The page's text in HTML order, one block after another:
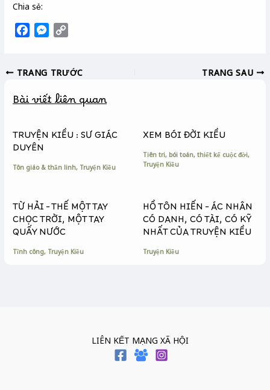
Chia sẻ:
e
o
k
M
s
n
e
y
i
k
TRANG TRƯỚC TRANG SAU
Bài viết liên quan
TRUYỆN KIỀU : SƯ GIÁC
DUYÊN
Tôn giáo & thần linh, Truyện Kiều
XEM BÓI ĐỜI KIỀU
Tiên tri, bói toán, thiết kế cuộc đời,
Truyện Kiều
TỪ HẢI – THẾ MỘT TAY
CHỌC TRỜI, MỘT TAY
QUẤY NƯỚC
Tĩnh công, Truyện Kiều
HỒ TÔN HIẾN – ÁC NHÂN
CÓ DANH, CÓ TÀI, CÓ KỸ
NHẤT CỦA TRUYỆN KIỀU
Truyện Kiều
LIÊN KẾT MẠNG XÃ HỘI